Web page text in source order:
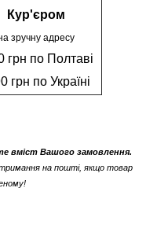
Кур'єром
зручну адресу
грн по Полтаві
грн по Україні
вміст Вашого замовлення.
на пошті, якщо товар